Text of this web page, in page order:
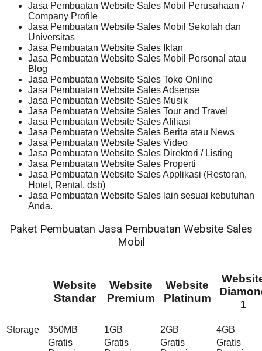
Jasa Pembuatan Website Sales Mobil Perusahaan /
Company Profile
Jasa Pembuatan Website Sales Mobil Sekolah dan
Universitas
Jasa Pembuatan Website Sales Iklan
Jasa Pembuatan Website Sales Mobil Personal atau
Blog
Jasa Pembuatan Website Sales Toko Online
Jasa Pembuatan Website Sales Adsense
Jasa Pembuatan Website Sales Musik
Jasa Pembuatan Website Sales Tour and Travel
Jasa Pembuatan Website Sales Afiliasi
Jasa Pembuatan Website Sales Berita atau News
Jasa Pembuatan Website Sales Video
Jasa Pembuatan Website Sales Direktori / Listing
Jasa Pembuatan Website Sales Properti
Jasa Pembuatan Website Sales Applikasi (Restoran,
Hotel, Rental, dsb)
Jasa Pembuatan Website Sales lain sesuai kebutuhan
Anda.
Paket Pembuatan Jasa Pembuatan Website Sales
Mobil
Website
Standar
Website
Premium
Website
Platinum
1
Storage 350MB 1GB 2GB 4GB
Gratis
Gratis
Gratis
Gratis